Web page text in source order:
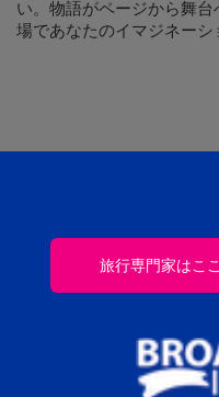
い。物語がページから舞
場であなたのイマジネーシ
旅行専門家はこ